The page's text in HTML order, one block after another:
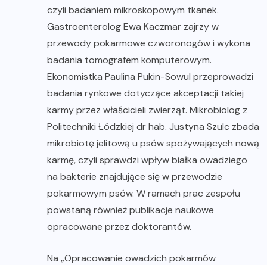
czyli badaniem mikroskopowym tkanek.
Gastroenterolog Ewa Kaczmar zajrzy w
przewody pokarmowe czworonogów i wykona
badania tomografem komputerowym.
Ekonomistka Paulina Pukin-Sowul przeprowadzi
badania rynkowe dotyczące akceptacji takiej
karmy przez właścicieli zwierząt. Mikrobiolog z
Politechniki Łódzkiej dr hab. Justyna Szulc zbada
mikrobiotę jelitową u psów spożywających nową
karmę, czyli sprawdzi wpływ białka owadziego
na bakterie znajdujące się w przewodzie
pokarmowym psów. W ramach prac zespołu
powstaną również publikacje naukowe
opracowane przez doktorantów.
Na „Opracowanie owadzich pokarmów